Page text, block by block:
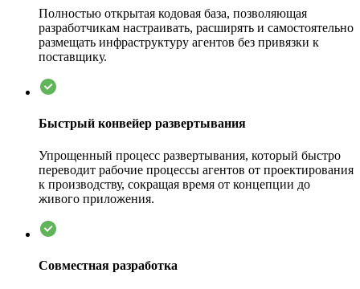
Полностью открытая кодовая база, позволяющая
разработчикам настраивать, расширять и самостоятельно
размещать инфраструктуру агентов без привязки к
поставщику.
Быстрый конвейер развертывания
Упрощенный процесс развертывания, который быстро
переводит рабочие процессы агентов от проектирования
к производству, сокращая время от концепции до
живого приложения.
Совместная разработка